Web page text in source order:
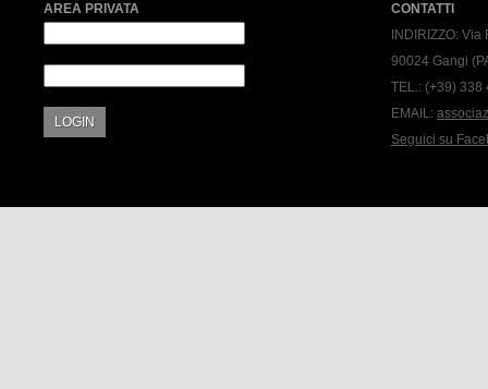
AREA PRIVATA
LOGIN
CONTATTI
INDIRIZZO: Via
90024 Gangi
TEL.: (+39) 338
EMAIL:
Seguici su